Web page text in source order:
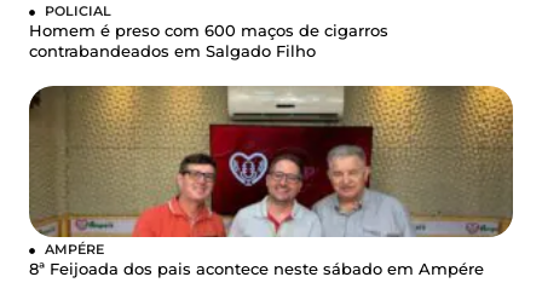
POLICIAL
Homem é preso com 600 maços de cigarros
contrabandeados em Salgado Filho
AMPÉRE
8ª Feijoada dos pais acontece neste sábado em Ampére